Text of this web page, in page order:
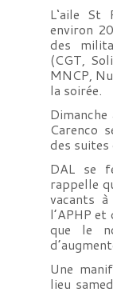
L‘aile St
environ
des
(CGT,
MNCP,
la soirée.
Carenco
des suites
DAL se
rappelle
vacants
l’APHP
que le
Une
lieu